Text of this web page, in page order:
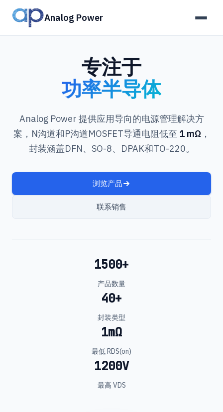
Analog Power
专注于
功率半导体
Analog Power 提供应用导向的电源管理解决方
案，N沟道和P沟道MOSFET导通电阻低至 1 mΩ ，
封装涵盖DFN、SO-8、DPAK和TO-220。
浏览产品
联系销售
1500+
产品数量
40+
封装类型
1mΩ
最低 RDS(on)
1200V
最高 VDS